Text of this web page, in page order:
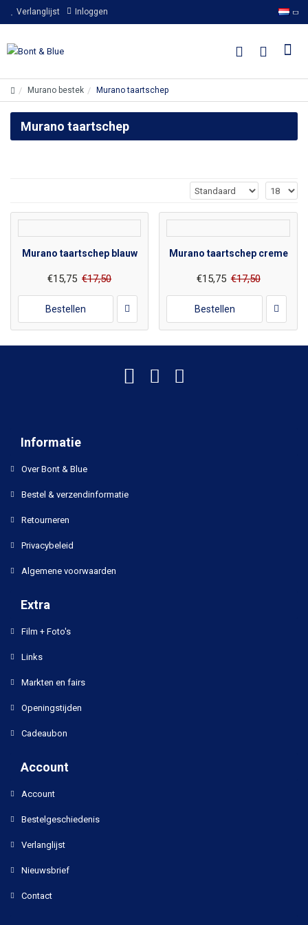
Verlanglijst Inloggen
Murano bestek Murano taartschep
Murano taartschep
Murano taartschep blauw
€15,75 €17,50
Bestellen
Murano taartschep creme
€15,75 €17,50
Bestellen
Informatie
Over Bont & Blue
Bestel & verzendinformatie
Retourneren
Privacybeleid
Algemene voorwaarden
Extra
Film + Foto's
Links
Markten en fairs
Openingstijden
Cadeaubon
Account
Account
Bestelgeschiedenis
Verlanglijst
Nieuwsbrief
Contact